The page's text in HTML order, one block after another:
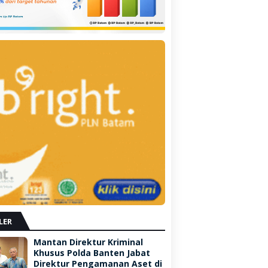
Mantan Direktur Kriminal
Khusus Polda Banten Jabat
Direktur Pengamanan Aset di